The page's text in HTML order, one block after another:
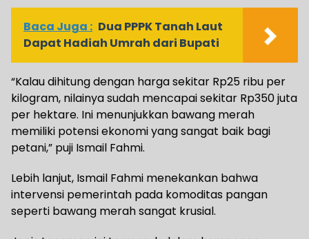
Baca Juga : Dua PPPK Tanah Laut
Dapat Hadiah Umrah dari Bupati
“Kalau dihitung dengan harga sekitar Rp25 ribu per
kilogram, nilainya sudah mencapai sekitar Rp350 juta
per hektare. Ini menunjukkan bawang merah
memiliki potensi ekonomi yang sangat baik bagi
petani,” puji Ismail Fahmi.
Lebih lanjut, Ismail Fahmi menekankan bahwa
intervensi pemerintah pada komoditas pangan
seperti bawang merah sangat krusial.